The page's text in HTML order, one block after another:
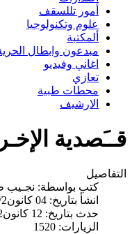
أمور تللسقف
علوم وتكنولوجيا
ألمكتبة
مبدعون وابطال
اغاني وفيديو
تعازي
محطات طبية
الارشيف
قــَصدية
التفاصيل
كتب بواسطة: نجـيب
انشأ بتاريخ: 04 كانون2/يناير 2023
حدث بتاريخ: 12 كانون2/يناير 2023
الزيارات: 1520